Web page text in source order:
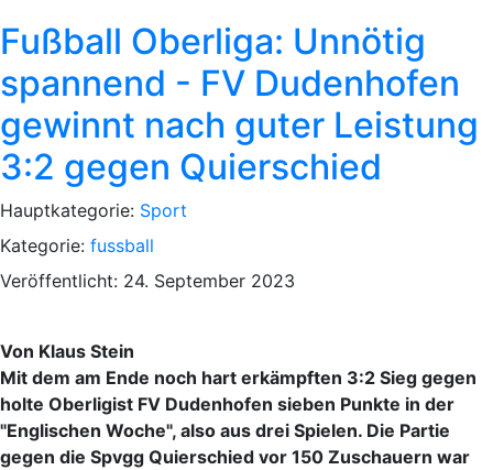
Fußball Oberliga: Unnötig
spannend - FV Dudenhofen
gewinnt nach guter Leistung
3:2 gegen Quierschied
Hauptkategorie: Sport
Kategorie: fussball
Veröffentlicht: 24. September 2023
Von Klaus Stein
Mit dem am Ende noch hart erkämpften 3:2 Sieg gegen
holte Oberligist FV Dudenhofen sieben Punkte in der
"Englischen Woche", also aus drei Spielen. Die Partie
gegen die Spvgg Quierschied vor 150 Zuschauern war